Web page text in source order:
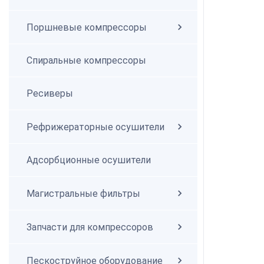
Спиральные компрессоры
Поршневые компрессоры
Спиральные компрессоры
Ресиверы
Рефрижераторные осушители
Адсорбционные осушители
Магистральные фильтры
Запчасти для компрессоров
Пескоструйное оборудование